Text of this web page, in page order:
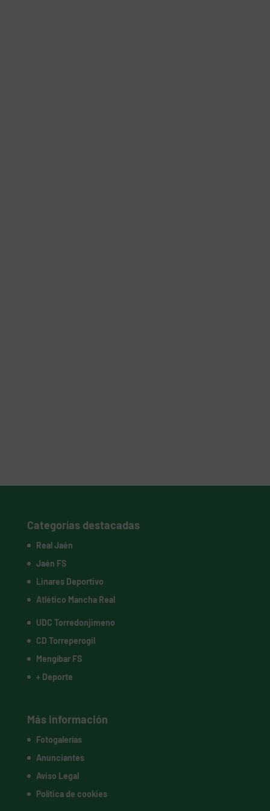
Categorías destacadas
Real Jaén
Jaén FS
Linares Deportivo
Atlético Mancha Real
UDC Torredonjimeno
CD Torreperogil
Mengíbar FS
+ Deporte
Más información
Fotogalerías
Anunciantes
Aviso Legal
Política de cookies